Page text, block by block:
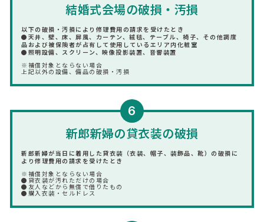
結婚式会場の破損・汚損
以下の破損・汚損により修理費用の請求を受けたとき
●天井、壁、床、屏風、カーテン、絨毯、テーブル、椅子、その他調度
品および被保険者が占有して使用しているエリア内化粧室
●照明設備、スクリーン、映像投影装置、音響装置
※補償対象とならない場合
上記以外の設備、備品の破損・汚損
6
新郎新婦の貸衣装の破損
新郎新婦が当日に着用した貸衣装（衣装、帽子、装飾品、靴）の破損に
より修理費用の請求を受けたとき
※補償対象とならない場合
●貸衣装が汚れただけの場合
●友人などから無償で借りたもの
●購入衣装・セルドレス